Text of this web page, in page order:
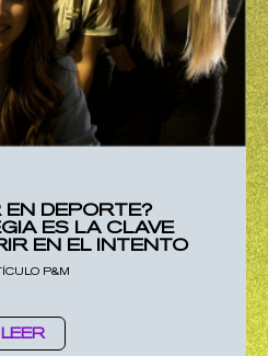
EN DEPORTE?
ES LA CLAVE
EN EL INTENTO
P&M
LEER